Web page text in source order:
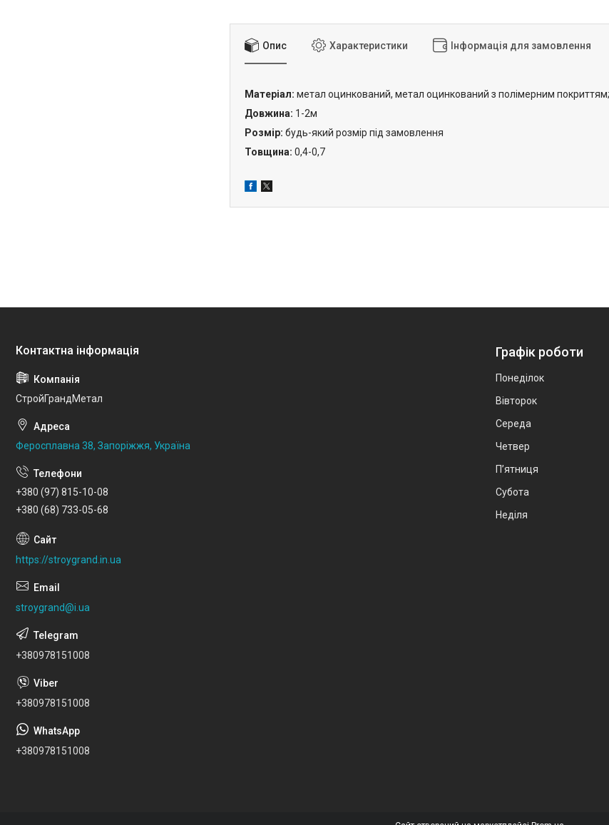
Опис Характеристики Інформація для замовлення
Матеріал: метал оцинкований, метал оцинкований з полімерним покриттям;
Довжина: 1-2м
Розмір: будь-який розмір під замовлення
Товщина: 0,4-0,7
СтройГрандМетал
Феросплавна 38, Запоріжжя, Україна
+380 (97) 815-10-08
+380 (68) 733-05-68
https://stroygrand.in.ua
stroygrand@i.ua
+380978151008
+380978151008
+380978151008
Графік роботи
Понеділок
Вівторок
Середа
Четвер
Пʼятниця
Субота
Неділя